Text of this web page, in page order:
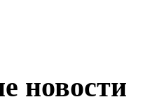
новости